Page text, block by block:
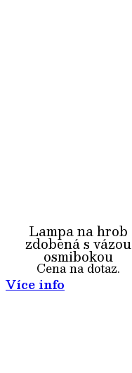
Lampa na hrob
zdobená s vázou
osmibokou
Cena na dotaz.
Více info